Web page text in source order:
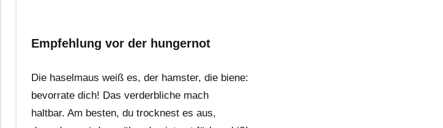
Empfehlung vor der hungernot
Die haselmaus weiß es, der hamster, die biene:
bevorrate dich! Das verderbliche mach
haltbar. Am besten, du trocknest es aus,